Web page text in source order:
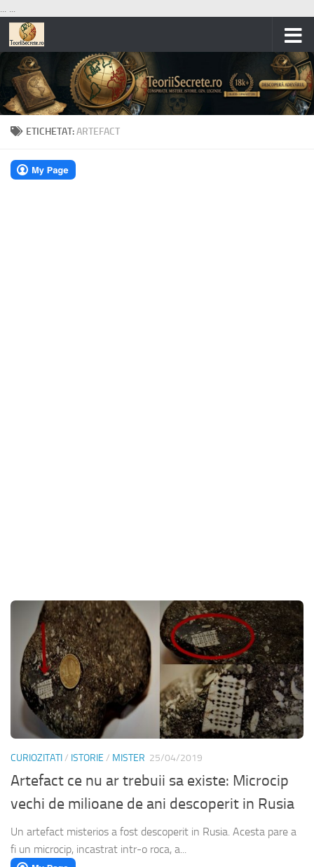
... ...
Skip to content
ETICHETAT:ARTEFACT
CURIOZITATI/ ISTORIE / MISTER 25/04/2019
Artefact ce nu ar trebuii sa existe: Microcip
vechi de milioane de ani descoperit in Rusia
Un artefact misterios a fost descoperit in Rusia. Acesta pare a
fi un microcip, incastrat intr-o roca, a...